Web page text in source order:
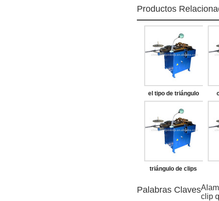
Productos
el tipo de triángulo
clip de la máquina
triángulo de clips
Palabras Claves
clip